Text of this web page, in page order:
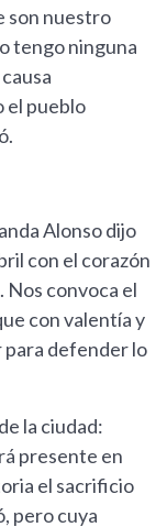
son nuestro
tengo ninguna
el pueblo
Alonso dijo
con el corazón
Nos convoca el
con valentía y
para defender lo
la ciudad:
presente en
el sacrificio
pero cuya